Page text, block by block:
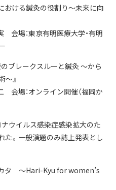
ける鍼灸の役割り～未来に向
会場：東京有明医療大学・有明
ブレークスルーと鍼灸 ～から
～』
会場：オンライン開催（福岡か
ウイルス感染症感染拡大のた
た。一般演題のみ誌上発表とし
タ ～Hari-Kyu for women’s